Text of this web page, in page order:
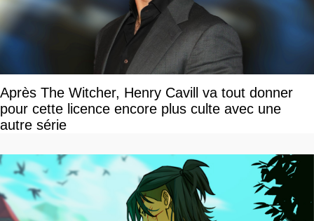
Après The Witcher, Henry Cavill va tout donner
pour cette licence encore plus culte avec une
autre série